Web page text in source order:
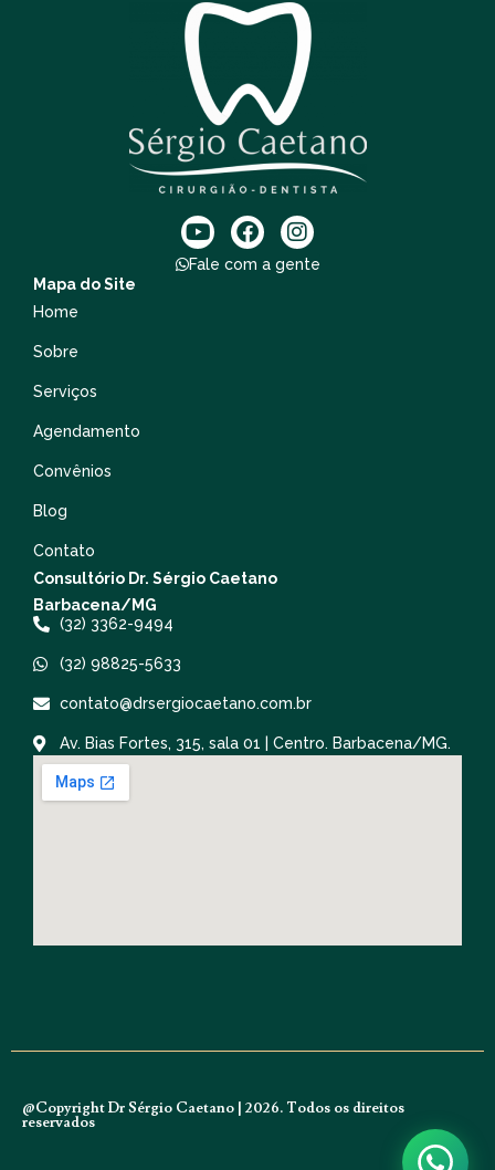
Fale com a gente
Mapa do Site
Home
Sobre
Serviços
Agendamento
Convênios
Blog
Contato
Consultório Dr. Sérgio Caetano
Barbacena/MG
(32) 3362-9494
(32) 98825-5633
contato@drsergiocaetano.com.br
Av. Bias Fortes, 315, sala 01 | Centro. Barbacena/MG.
@Copyright Dr Sérgio Caetano | 2026. Todos os direitos
reservados